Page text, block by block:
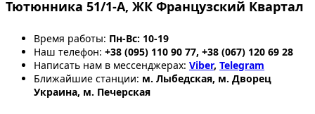
Тютюнника 51/1-А, ЖК Французский Квартал
Время работы: Пн-Вс: 10-19
Наш телефон: +38 (095) 110 90 77, +38 (067) 120 69 28
Написать нам в мессенджерах: Viber, Telegram
Ближайшие станции: м. Лыбедская, м. Дворец
Украина, м. Печерская